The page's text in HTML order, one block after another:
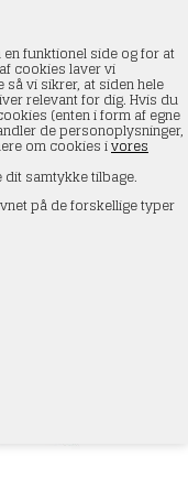
funktionel side og for at
cookies laver vi
vi sikrer, at siden hele
relevant for dig. Hvis du
(enten i form af egne
de personoplysninger,
om cookies ivores
samtykke tilbage.
på de forskellige typer
Lys sø grå,
Paints 10ml